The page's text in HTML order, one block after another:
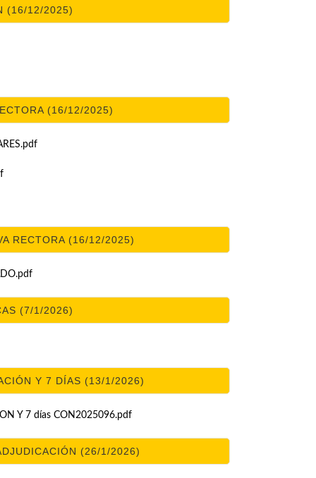
(16/12/2025)
(16/12/2025)
RECTORA (16/12/2025)
(7/1/2026)
Y 7 DÍAS (13/1/2026)
Y 7 días CON2025096.pdf
(26/1/2026)